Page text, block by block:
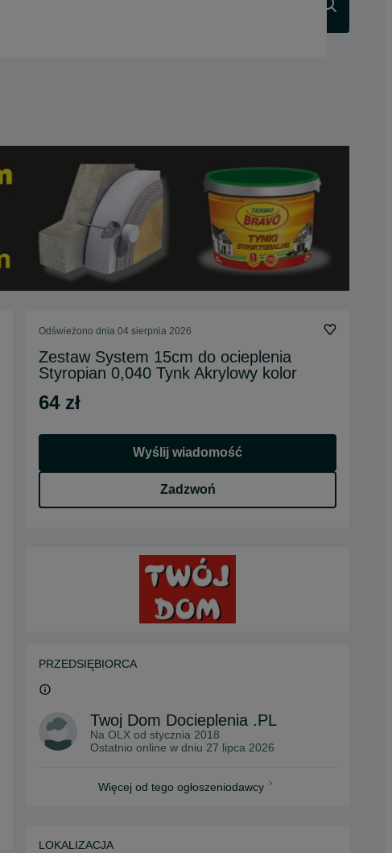
Odświeżono dnia 04 sierpnia 2026
Zestaw System 15cm do ocieplenia
Styropian 0,040 Tynk Akrylowy kolor
64 zł
Wyślij wiadomość
Zadzwoń
PRZEDSIĘBIORCA
Twoj Dom Docieplenia .PL
Na OLX od stycznia 2018
Ostatnio online w dniu 27 lipca 2026
Więcej od tego ogłoszeniodawcy
LOKALIZACJA